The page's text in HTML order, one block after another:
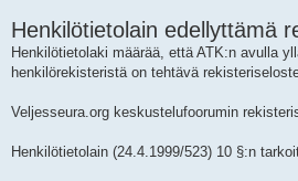
Henkilötietolain edellyttämä
Henkilötietolaki määrää, että ATK:n avulla
henkilörekisteristä on tehtävä
Veljesseura.org keskustelufoorumin
Henkilötietolain (24.4.1999/523) 10 §:n